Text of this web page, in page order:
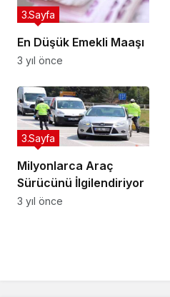
En Düşük Emekli Maaşı
3.Sayfa
3 yıl önce
Milyonlarca Araç
Sürücünü İlgilendiriyor
3.Sayfa
3 yıl önce